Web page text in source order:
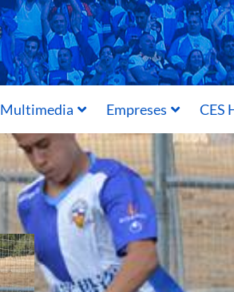
Multimedia Empreses CES